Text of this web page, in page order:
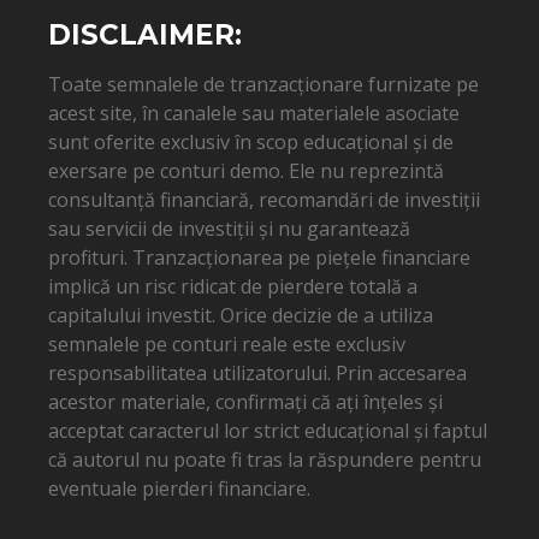
DISCLAIMER:
Toate semnalele de tranzacționare furnizate pe
acest site, în canalele sau materialele asociate
sunt oferite exclusiv în scop educațional și de
exersare pe conturi demo. Ele nu reprezintă
consultanță financiară, recomandări de investiții
sau servicii de investiții și nu garantează
profituri. Tranzacționarea pe piețele financiare
implică un risc ridicat de pierdere totală a
capitalului investit. Orice decizie de a utiliza
semnalele pe conturi reale este exclusiv
responsabilitatea utilizatorului. Prin accesarea
acestor materiale, confirmați că ați înțeles și
acceptat caracterul lor strict educațional și faptul
că autorul nu poate fi tras la răspundere pentru
eventuale pierderi financiare.